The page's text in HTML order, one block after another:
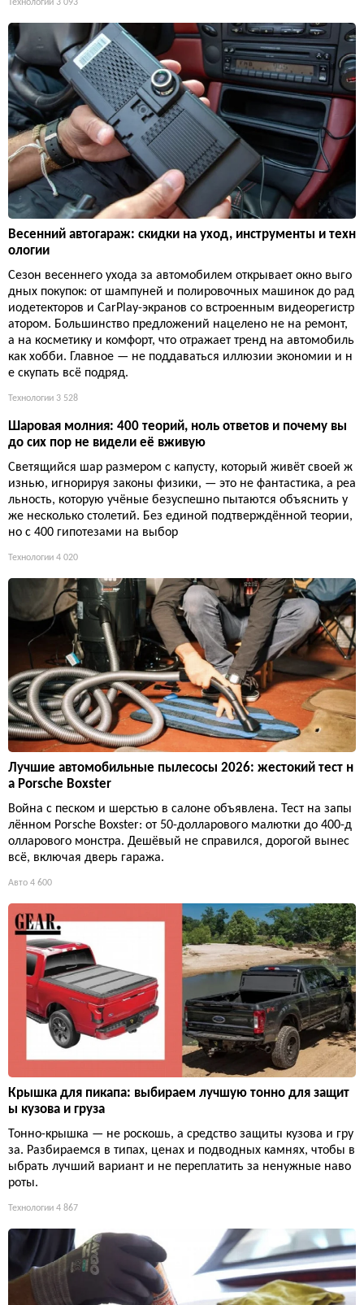
Технологии 3 093
Весенний автогараж: скидки на уход, инструменты и техн
ологии
Сезон весеннего ухода за автомобилем открывает окно выго
дных покупок: от шампуней и полировочных машинок до рад
иодетекторов и CarPlay-экранов со встроенным видеорегистр
атором. Большинство предложений нацелено не на ремонт,
а на косметику и комфорт, что отражает тренд на автомобиль
как хобби. Главное — не поддаваться иллюзии экономии и н
е скупать всё подряд.
Технологии 3 528
Шаровая молния: 400 теорий, ноль ответов и почему вы
до сих пор не видели её вживую
Светящийся шар размером с капусту, который живёт своей ж
изнью, игнорируя законы физики, — это не фантастика, а реа
льность, которую учёные безуспешно пытаются объяснить у
же несколько столетий. Без единой подтверждённой теории,
но с 400 гипотезами на выбор
Технологии 4 020
Лучшие автомобильные пылесосы 2026: жестокий тест н
а Porsche Boxster
Война с песком и шерстью в салоне объявлена. Тест на запы
лённом Porsche Boxster: от 50-долларового малютки до 400-д
олларового монстра. Дешёвый не справился, дорогой вынес
всё, включая дверь гаража.
Авто 4 600
Крышка для пикапа: выбираем лучшую тонно для защит
ы кузова и груза
Тонно-крышка — не роскошь, а средство защиты кузова и гру
за. Разбираемся в типах, ценах и подводных камнях, чтобы в
ыбрать лучший вариант и не переплатить за ненужные наво
роты.
Технологии 4 867